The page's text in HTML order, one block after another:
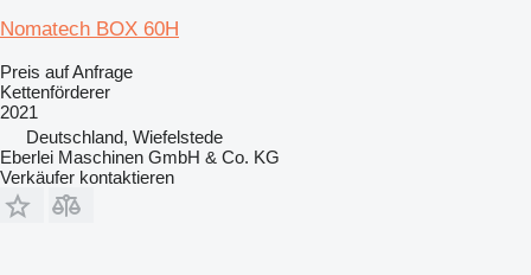
Nomatech BOX 60H
Preis auf Anfrage
Kettenförderer
2021
Deutschland, Wiefelstede
Eberlei Maschinen GmbH & Co. KG
Verkäufer kontaktieren